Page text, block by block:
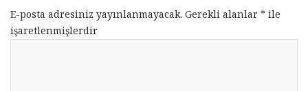
E-posta adresiniz yayınlanmayacak. Gerekli alanlar * ile
işaretlenmişlerdir